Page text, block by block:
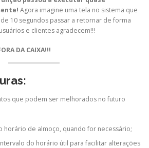
Agora imagine uma tela no sistema que
10 segundos passar a retornar de forma
e clientes agradecem!!!
DA CAIXA!!!
que podem ser melhorados no futuro
horário de almoço, quando for necessário;
do horário útil para facilitar alterações